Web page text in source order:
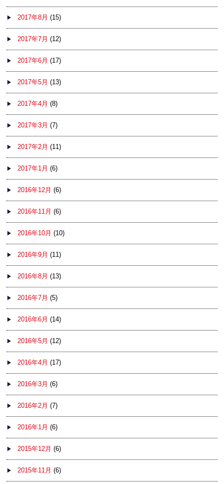
2017年8月 (15)
2017年7月 (12)
2017年6月 (17)
2017年5月 (13)
2017年4月 (8)
2017年3月 (7)
2017年2月 (11)
2017年1月 (6)
2016年12月 (6)
2016年11月 (6)
2016年10月 (10)
2016年9月 (11)
2016年8月 (13)
2016年7月 (5)
2016年6月 (14)
2016年5月 (12)
2016年4月 (17)
2016年3月 (6)
2016年2月 (7)
2016年1月 (6)
2015年12月 (6)
2015年11月 (6)